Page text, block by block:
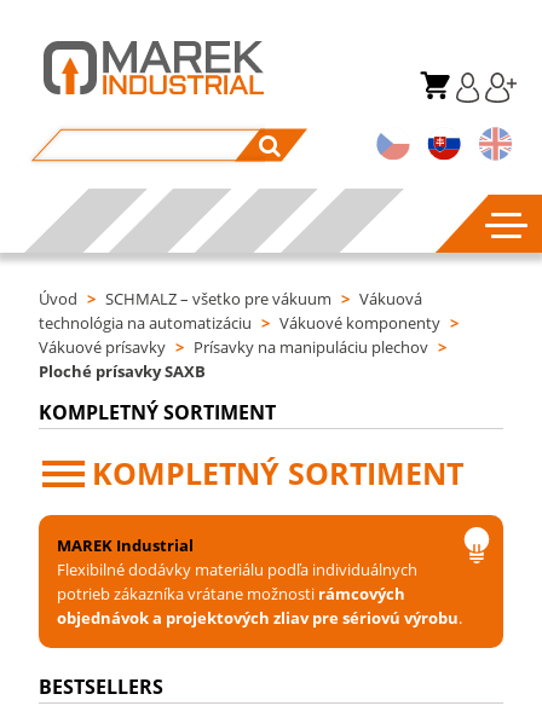
Úvod > SCHMALZ – všetko pre vákuum > Vákuová
technológia na automatizáciu > Vákuové komponenty >
Vákuové prísavky > Prísavky na manipuláciu plechov >
Ploché prísavky SAXB
KOMPLETNÝ SORTIMENT
KOMPLETNÝ SORTIMENT
MAREK Industrial
Flexibilné dodávky materiálu podľa individuálnych
potrieb zákazníka vrátane možnosti rámcových
objednávok a projektových zliav pre sériovú výrobu.
BESTSELLERS